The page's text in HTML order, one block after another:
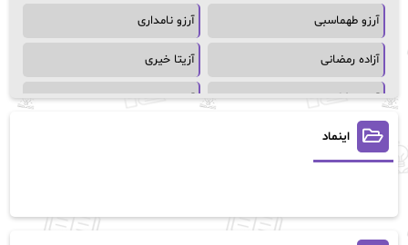
آرزو طهماسبی آرزو نامداری
آزاده رمضانی آزیتا خیری
آسمان64 آسمان۶۵
آسیه احمدی
آن ماری سلینکو آنا تاد
اینماد